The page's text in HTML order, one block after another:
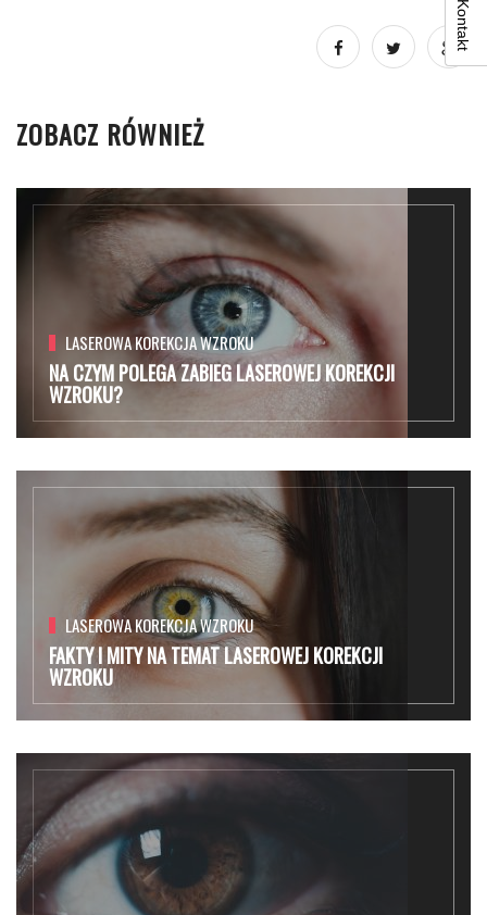
ZOBACZ RÓWNIEŻ
LASEROWA KOREKCJA WZROKU
NA CZYM POLEGA ZABIEG LASEROWEJ KOREKCJI
WZROKU?
LASEROWA KOREKCJA WZROKU
FAKTY I MITY NA TEMAT LASEROWEJ KOREKCJI
WZROKU
Kontakt